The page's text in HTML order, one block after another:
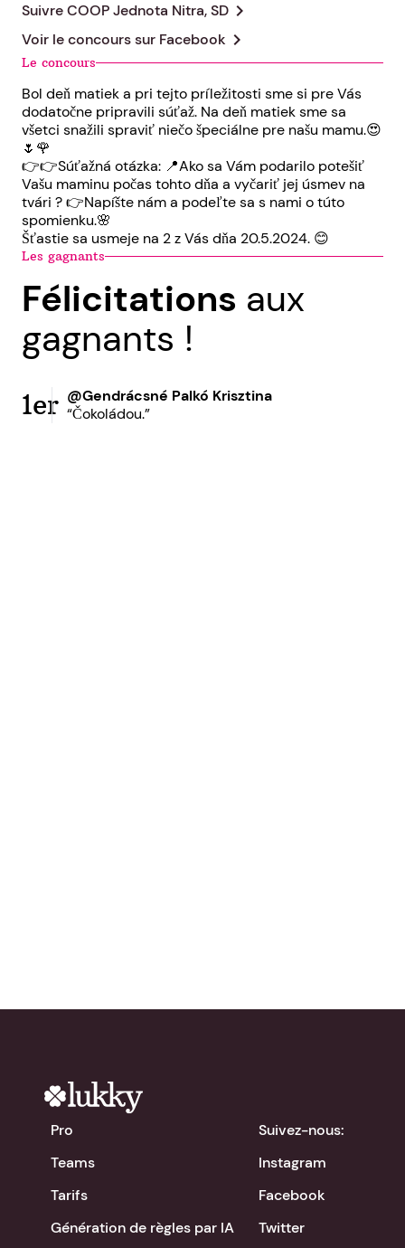
Suivre COOP Jednota Nitra, SD chevron_right
Voir le concours sur Facebook chevron_right
Le concours
Bol deň matiek a pri tejto príležitosti sme si pre Vás
dodatočne pripravili súťaž. Na deň matiek sme sa
všetci snažili spraviť niečo špeciálne pre našu mamu.😍
🌷🌹
👉👉Súťažná otázka: 📍Ako sa Vám podarilo potešiť
Vašu maminu počas tohto dňa a vyčariť jej úsmev na
tvári ? 👉Napíšte nám a podeľte sa s nami o túto
spomienku.🌸
Šťastie sa usmeje na 2 z Vás dňa 20.5.2024. 😊
Les gagnants
Félicitations aux
gagnants !
1er @Gendrácsné Palkó Krisztina
“Čokoládou.”
Pro
Teams
Tarifs
Génération de règles par IA
Suivez-nous:
Instagram
Facebook
Twitter